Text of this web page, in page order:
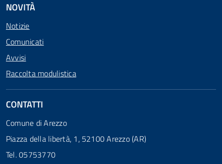
NOVITÀ
Notizie
Comunicati
Avvisi
Raccolta modulistica
CONTATTI
Comune di Arezzo
Piazza della libertà, 1, 52100 Arezzo (AR)
Tel. 05753770